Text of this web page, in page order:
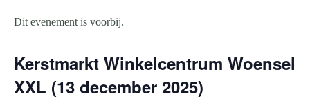
Dit evenement is voorbij.
Kerstmarkt Winkelcentrum Woensel
XXL (13 december 2025)